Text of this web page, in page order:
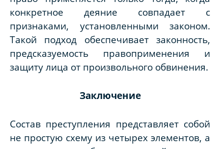
конкретное деяние совпадает с
признаками, установленными законом.
Такой подход обеспечивает законность,
предсказуемость правоприменения и
защиту лица от произвольного обвинения.
Заключение
Состав преступления представляет собой
не простую схему из четырех элементов, а